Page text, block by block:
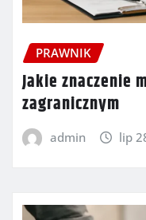
PRAWNIK
Jakie znaczenie
zagranicznym
admin lip